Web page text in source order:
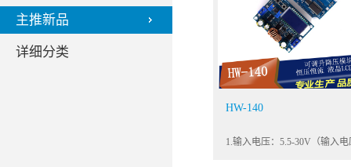
主推新品
详细分类
HW-140